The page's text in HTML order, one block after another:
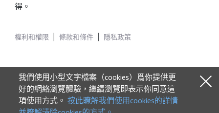
得。
權利和權限 條款和條件 隱私政策
© 2026 Our Daily Bread Ministries
我們使用小型文字檔案（cookies）爲你提供更
好的網絡瀏覽體驗，繼續瀏覽即表示你同意這
項使用方式。 按此瞭解我們使用cookies的詳情